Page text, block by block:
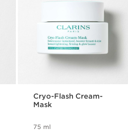
Cryo-Flash Cream-
Mask
75 ml